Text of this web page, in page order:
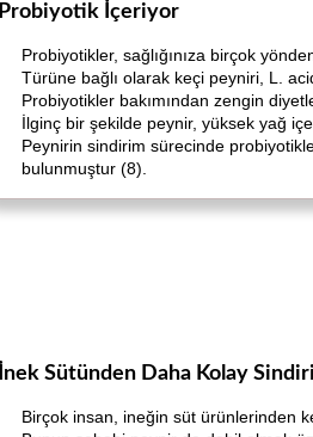
Probiyotik İçeriyor
Probiyotikler, sağlığınıza birçok
Türüne bağlı olarak keçi peyniri, L.
Probiyotikler bakımından zengin
İlginç bir şekilde peynir, yüksek yağ
Peynirin sindirim sürecinde
bulunmuştur (8).
İnek Sütünden Daha Kolay
Birçok insan, ineğin süt ürünlerinden